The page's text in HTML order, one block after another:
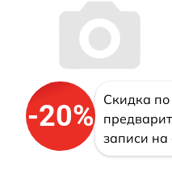
-20%
Скидка по
записи на